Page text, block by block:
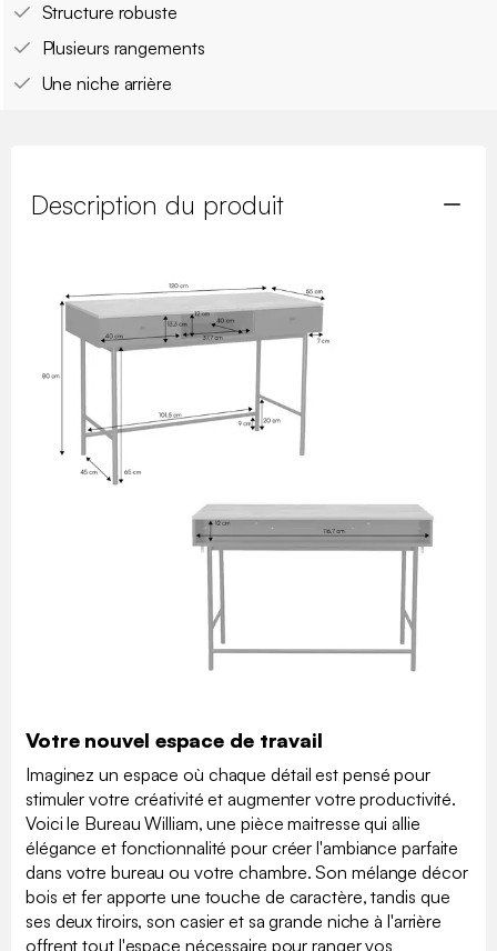
Structure robuste
Plusieurs rangements
Une niche arrière
Description du produit
Votre nouvel espace de travail
Imaginez un espace où chaque détail est pensé pour
stimuler votre créativité et augmenter votre productivité.
Voici le Bureau William, une pièce maitresse qui allie
élégance et fonctionnalité pour créer l'ambiance parfaite
dans votre bureau ou votre chambre. Son mélange décor
bois et fer apporte une touche de caractère, tandis que
ses deux tiroirs, son casier et sa grande niche à l'arrière
offrent tout l'espace nécessaire pour ranger vos